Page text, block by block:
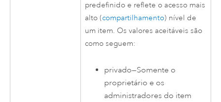
predefinido e reflete o acesso mais
alto (compartilhamento) nível de
um item. Os valores aceitáveis são
como seguem:
privado—Somente o
proprietário e os
administradores do item